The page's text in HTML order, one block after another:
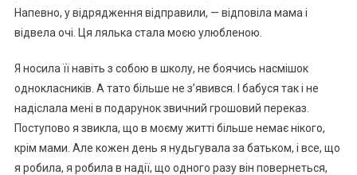
Напевно, у відрядження відправили, — відповіла мама і
відвела очі. Ця лялька стала моєю улюбленою.
Я носила її навіть з собою в школу, не боячись насмішок
однокласників. А тато більше не з’явився. І бабуся так і не
надіслала мені в подарунок звичний грошовий переказ.
Поступово я звикла, що в моєму житті більше немає нікого,
крім мами. Але кожен день я нудьгувала за батьком, і все, що
я робила, я робила в надії, що одного разу він повернеться,